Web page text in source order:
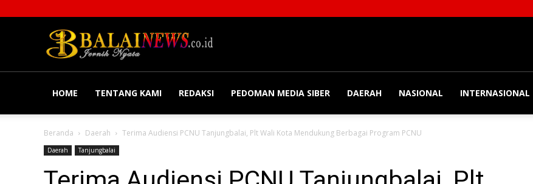
HOME TENTANG KAMI REDAKSI PEDOMAN MEDIA SIBER DAERAH NASIONAL INTERNASIONAL
Beranda Daerah Terima Audiensi PCNU Tanjungbalai, Plt Wali Kota Mendukung Berbagai Program PCNU
Daerah Tanjungbalai